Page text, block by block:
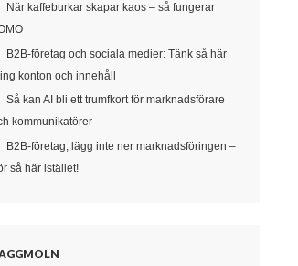
När kaffeburkar skapar kaos – så fungerar
B2B-företag och sociala medier: Tänk så här
konton och innehåll
Så kan AI bli ett trumfkort för marknadsförare
kommunikatörer
B2B-företag, lägg inte ner marknadsföringen –
så här istället!